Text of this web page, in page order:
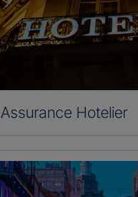
Assurance Hotelier